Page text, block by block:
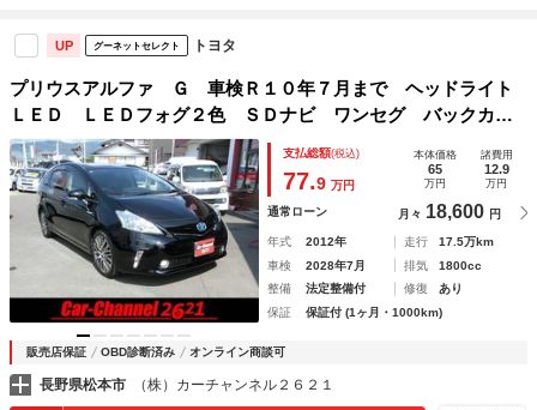
UP グーネットセレクト トヨタ
プリウスアルファ Ｇ 車検Ｒ１０年７月まで ヘッドライト
ＬＥＤ ＬＥＤフォグ２色 ＳＤナビ ワンセグ バックカメ
ラ Ｂｌｕｅｔｏｏｔｈ ＥＴＣ クルーズコントロール Ｌ
ＥＤルームランプ シートカバー フィルム施工 ゴースト
支払総額(税込)
77.9 万円
本体価格
65
万円
諸費用
12.9
万円
通常ローン 月々 18,600 円
年式 2012年 走行
17.5万km
車検
2028年7月 排気
1800cc
整備
法定整備付 修復
あり
保証
保証付 (1ヶ月・1000km)
販売店保証 OBD診断済み オンライン商談可
長野県松本市 （株）カーチャンネル２６２１